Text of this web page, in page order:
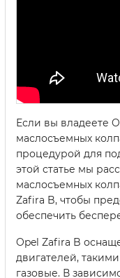
Если вы владеете
маслосъемных
процедурой для
этой статье мы
маслосъемных
Zafira B, чтобы
обеспечить
Opel Zafira B
двигателей,
газовые. В